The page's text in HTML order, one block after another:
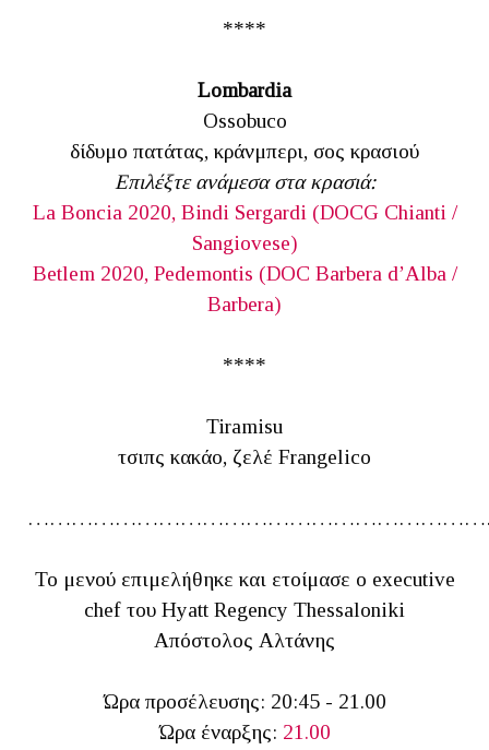
****
Lombardia
Ossobuco
δίδυμο πατάτας, κράνμπερι, σος κρασιού
Επιλέξτε ανάμεσα στα κρασιά:
La Boncia 2020, Bindi Sergardi (DOCG Chianti /
Sangiovese)
Betlem 2020, Pedemontis (DOC Barbera d’Alba /
Barbera)
****
Tiramisu
τσιπς κακάο, ζελέ Frangelico
Το μενού επιμελήθηκε και ετοίμασε ο executive
chef του Hyatt Regency Thessaloniki
Απόστολος Αλτάνης
Ώρα προσέλευσης: 20:45 - 21.00
Ώρα έναρξης: 21.00